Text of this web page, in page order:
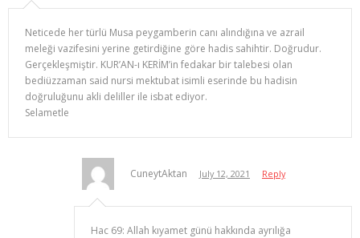
Neticede her türlü Musa peygamberin canı alındığına ve azrail
meleği vazifesini yerine getirdiğine göre hadis sahihtir. Doğrudur.
Gerçekleşmiştir. KUR’AN-ı KERİM’in fedakar bir talebesi olan
bediüzzaman said nursi mektubat isimli eserinde bu hadisin
doğruluğunu akli deliller ile isbat ediyor.
Selametle
CuneytAktan July 12, 2021 Reply
Hac 69: Allah kıyamet günü hakkında ayrılığa